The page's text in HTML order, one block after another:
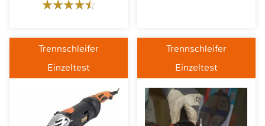
Trennschleifer
Einzeltest
Trennschleifer
Einzeltest